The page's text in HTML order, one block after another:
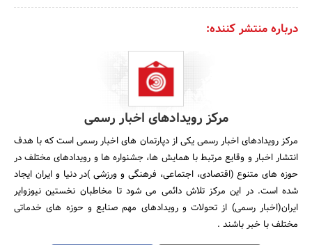
درباره منتشر کننده:
مرکز رویدادهای اخبار رسمی
مرکز رویدادهای اخبار رسمی یکی از دپارتمان های اخبار رسمی است که با هدف
انتشار اخبار و وقایع مرتبط با همایش ها، جشنواره ها و رویدادهای مختلف در
حوزه های متنوع (اقتصادی، اجتماعی، فرهنگی و ورزشی )در دنیا و ایران ایجاد
شده است. در این مرکز تلاش دائمی می شود تا مخاطبان نخستین نیوزوایر
ایران(اخبار رسمی) از تحولات و رویدادهای مهم صنایع و حوزه های خدماتی
مختلف با خبر باشند .